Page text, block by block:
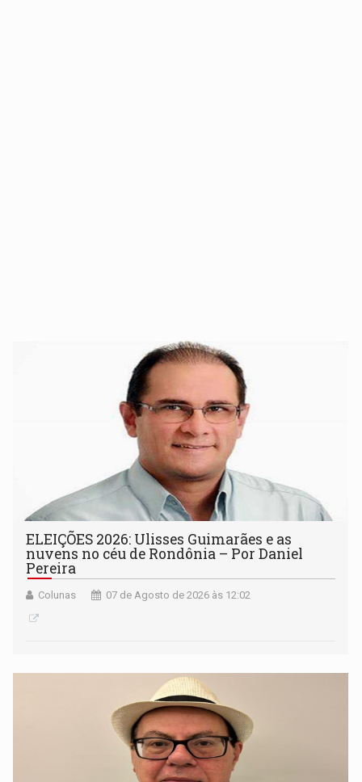
ELEIÇÕES 2026: Ulisses Guimarães e as
nuvens no céu de Rondônia – Por Daniel
Pereira
Colunas 07 de Agosto de 2026 às 12:02